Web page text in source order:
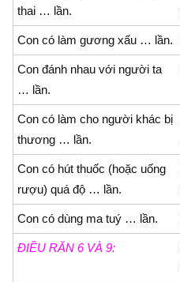
thai … lần.
Con có làm gương xấu … lần.
Con đánh nhau với người ta
… lần.
Con có làm cho người khác bị
thương … lần.
Con có hút thuốc (hoặc uống
rượu) quá độ … lần.
Con có dùng ma tuý … lần.
ÐIỀU RĂN 6 VÀ 9: